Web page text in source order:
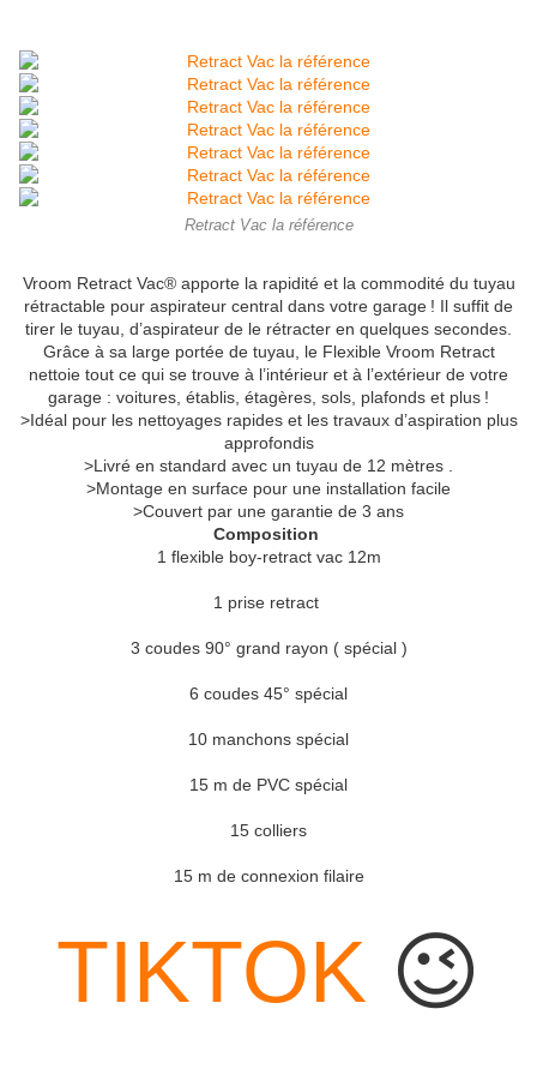
Retract Vac la référence
Vroom Retract Vac® apporte la rapidité et la commodité du tuyau
rétractable pour aspirateur central dans votre garage ! Il suffit de
tirer le tuyau, d’aspirateur de le rétracter en quelques secondes.
Grâce à sa large portée de tuyau, le Flexible Vroom Retract
nettoie tout ce qui se trouve à l’intérieur et à l’extérieur de votre
garage : voitures, établis, étagères, sols, plafonds et plus !
>Idéal pour les nettoyages rapides et les travaux d’aspiration plus
approfondis
>Livré en standard avec un tuyau de 12 mètres .
>Montage en surface pour une installation facile
>Couvert par une garantie de 3 ans
Composition
1 flexible boy-retract vac 12m
1 prise retract
3 coudes 90° grand rayon ( spécial )
6 coudes 45° spécial
10 manchons spécial
15 m de PVC spécial
15 colliers
15 m de connexion filaire
TIKTOK 😉